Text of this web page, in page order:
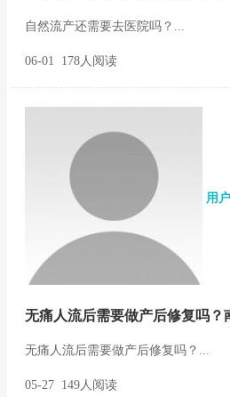
自然流产还需要去医院吗？...
06-01 178人阅读
用户
无痛人流后需要做产后修复吗？
无痛人流后需要做产后修复吗？...
05-27 149人阅读